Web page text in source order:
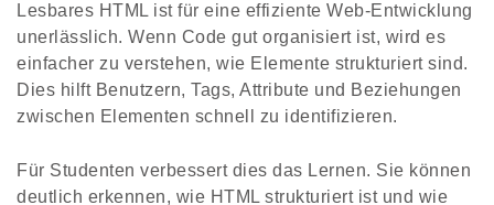
Lesbares HTML ist für eine effiziente Web-Entwicklung
unerlässlich. Wenn Code gut organisiert ist, wird es
einfacher zu verstehen, wie Elemente strukturiert sind.
Dies hilft Benutzern, Tags, Attribute und Beziehungen
zwischen Elementen schnell zu identifizieren.
Für Studenten verbessert dies das Lernen. Sie können
deutlich erkennen, wie HTML strukturiert ist und wie